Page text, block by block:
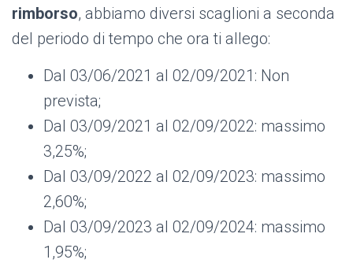
rimborso, abbiamo diversi scaglioni a seconda
del periodo di tempo che ora ti allego:
Dal 03/06/2021 al 02/09/2021: Non
prevista;
Dal 03/09/2021 al 02/09/2022: massimo
3,25%;
Dal 03/09/2022 al 02/09/2023: massimo
2,60%;
Dal 03/09/2023 al 02/09/2024: massimo
1,95%;